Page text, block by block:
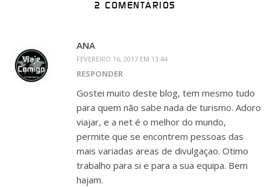
2 COMENTÁRIOS
ANA
FEVEREIRO 16, 2017 EM 13:44
RESPONDER
Gostei muito deste blog, tem mesmo tudo
para quem não sabe nada de turismo. Adoro
viajar, e a net é o melhor do mundo,
permite que se encontrem pessoas das
mais variadas areas de divulgaçao. Otimo
trabalho para si e para a sua equipa. Bem
hajam.